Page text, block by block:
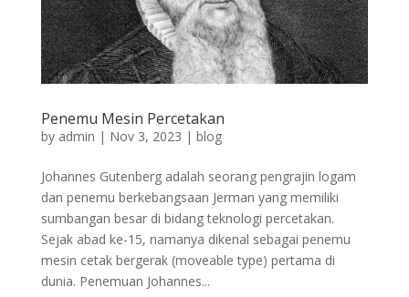
Penemu Mesin Percetakan
by admin | Nov 3, 2023 | blog
Johannes Gutenberg adalah seorang pengrajin logam
dan penemu berkebangsaan Jerman yang memiliki
sumbangan besar di bidang teknologi percetakan.
Sejak abad ke-15, namanya dikenal sebagai penemu
mesin cetak bergerak (moveable type) pertama di
dunia. Penemuan Johannes...